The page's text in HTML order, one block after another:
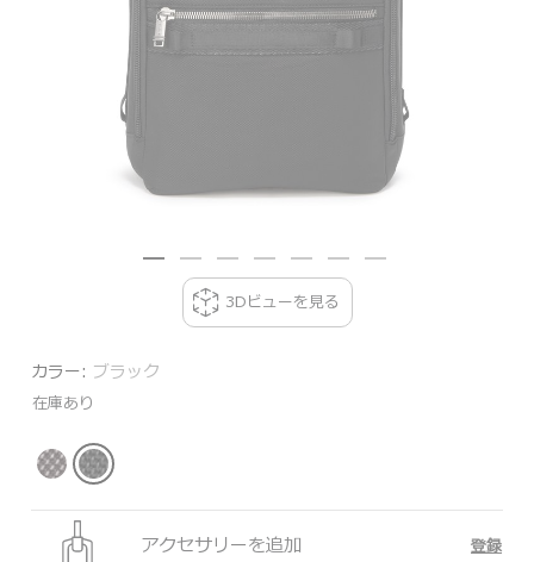
3Dビューを見る
カラー: ブラック
在庫あり
アクセサリーを追加 登録